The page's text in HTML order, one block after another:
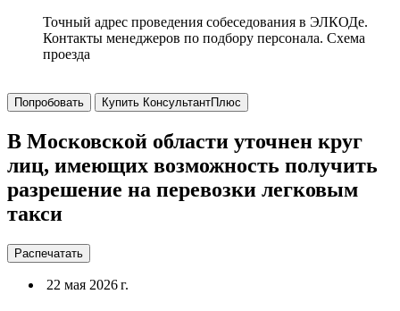
Точный адрес проведения собеседования в ЭЛКОДе.
Контакты менеджеров по подбору персонала. Схема
проезда
Попробовать Купить КонсультантПлюс
В Московской области уточнен круг
лиц, имеющих возможность получить
разрешение на перевозки легковым
такси
Распечатать
22 мая 2026 г.